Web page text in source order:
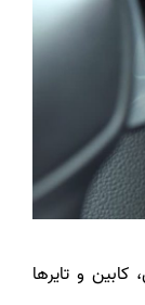
کابین و تایرها